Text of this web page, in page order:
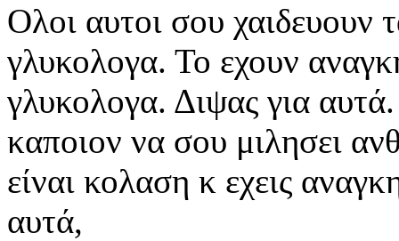
Ολοι αυτοι σου χαιδευουν
γλυκολογα. Το εχουν
γλυκολογα. Διψας για
καποιον να σου μιλησει
είναι κολαση κ εχεις
αυτά,